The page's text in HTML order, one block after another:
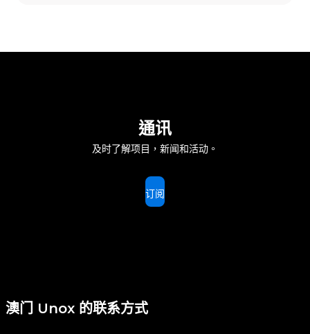
通讯
及时了解项目，新闻和活动。
订阅
澳门 Unox 的联系方式